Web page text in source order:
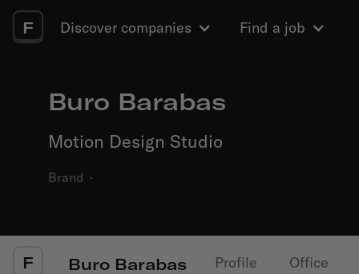
F Discover companies Find a job
Buro Barabas
Motion Design Studio
Brand ·
F Buro Barabas Profile Office